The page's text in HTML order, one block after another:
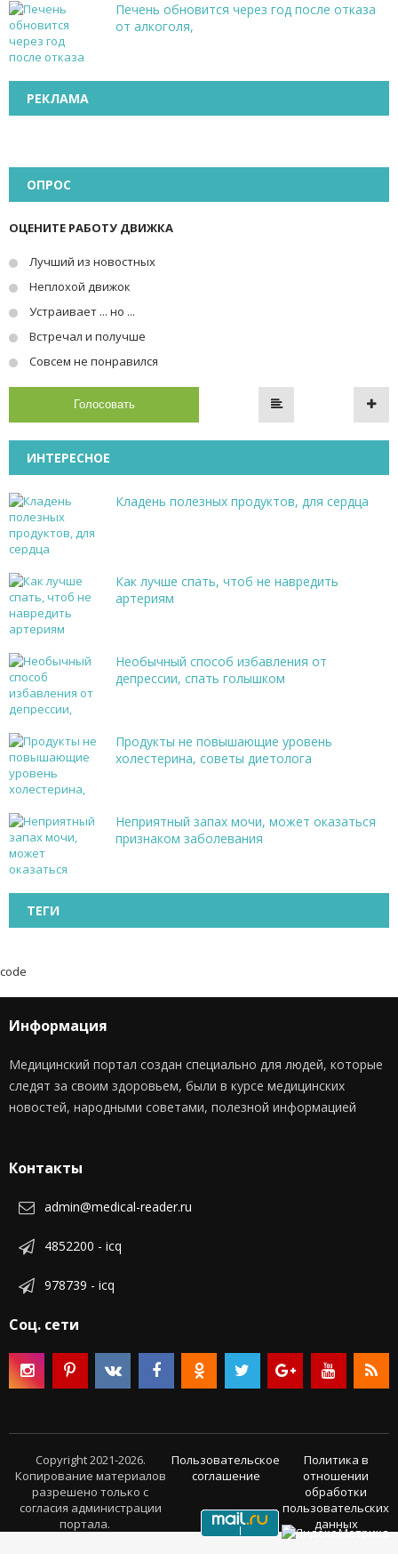
Печень обновится через год после отказа
от алкоголя,
РЕКЛАМА
ОПРОС
ОЦЕНИТЕ РАБОТУ ДВИЖКА
Лучший из новостных
Неплохой движок
Устраивает ... но ...
Встречал и получше
Совсем не понравился
Голосовать
ИНТЕРЕСНОЕ
Кладень полезных продуктов, для сердца
Как лучше спать, чтоб не навредить
артериям
Необычный способ избавления от
депрессии, спать голышком
Продукты не повышающие уровень
холестерина, советы диетолога
Неприятный запах мочи, может оказаться
признаком заболевания
ТЕГИ
code
Информация
Медицинский портал создан специально для людей, которые
следят за своим здоровьем, были в курсе медицинских
новостей, народными советами, полезной информацией
Контакты
admin@medical-reader.ru
4852200 - icq
978739 - icq
Соц. сети
Copyright 2021-2026.
Копирование материалов
разрешено только с
согласия администрации
портала.
Пользовательское
соглашение
Политика в
отношении
обработки
пользовательских
данных